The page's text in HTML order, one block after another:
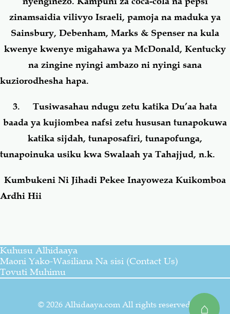
⌂
zinamsaidia vilivyo Israeli, pamoja na maduka ya
Sainsbury, Debenham, Marks & Spenser na kula
kwenye kwenye migahawa ya McDonald, Kentucky
na zingine nyingi ambazo ni nyingi sana
kuziorodhesha hapa.
3. Tusiwasahau ndugu zetu katika Du’aa hata
baada ya kujiombea nafsi zetu hususan tunapokuwa
katika sijdah, tunaposafiri, tunapofunga,
tunapoinuka usiku kwa Swalaah ya Tahajjud, n.k.
Kumbukeni Ni Jihadi Pekee Inayoweza Kuikomboa
Ardhi Hii
Kuhusu Alhidaaya
Maoni Yako-Wasiliana Na sisi (Contact Us)
Tovuti Muhimu
© 2026 Alhidaaya.com All rights reserved.